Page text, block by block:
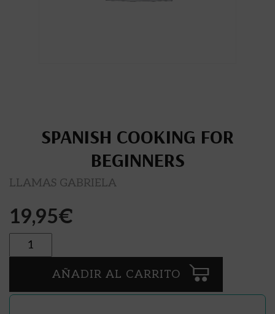
SPANISH COOKING FOR
BEGINNERS
LLAMAS GABRIELA
19,95€
Cantidad
AÑADIR AL CARRITO